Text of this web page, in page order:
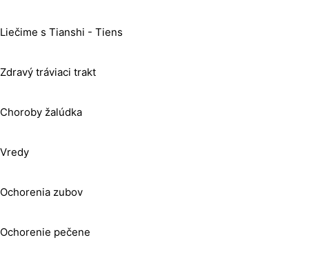
Liečime s Tianshi - Tiens
Zdravý tráviaci trakt
Choroby žalúdka
Vredy
Ochorenia zubov
Ochorenie pečene